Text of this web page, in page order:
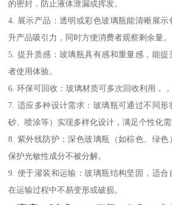
的密封，防止液体泄漏或挥发。
4. 展示产品：透明或彩色玻璃瓶能清晰展示
升产品吸引力，同时方便消费者观察剩余量。
5. 提升质感：玻璃瓶具有感和重量感，能
者使用体验。
6. 环保可回收：玻璃材质可多次回收利用，
7. 适应多种设计需求：玻璃瓶可通过不同
砂、喷涂等）实现多样化设计，满足个性化需
8. 紫外线防护：深色玻璃瓶（如棕色、绿色
保护光敏性成分不被分解。
9. 便于灌装和运输：玻璃瓶结构坚固，适合
在运输过程中不易变形或破损。